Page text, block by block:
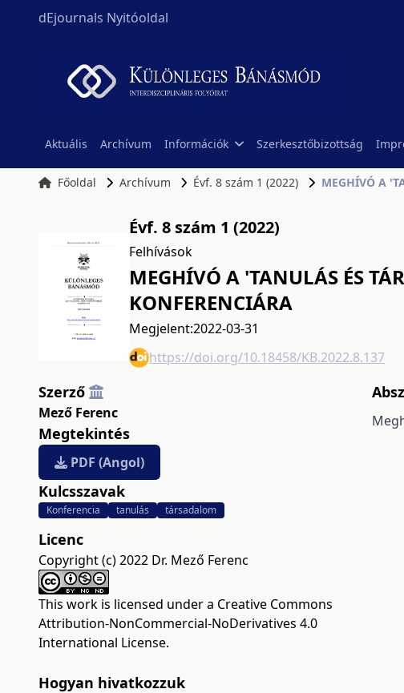
dEjournals Nyitóoldal
Aktuális Archívum Információk Szerkesztőbizottság
Főoldal Archívum Évf. 8 szám 1 (2022) MEGHÍVÓ A
Évf. 8 szám 1 (2022)
Felhívások
MEGHÍVÓ A 'TANULÁS ÉS
KONFERENCIÁRA
Megjelent:2022-03-31
https://doi.org/10.18458/KB.2022.8.137
Szerző
Mező Ferenc
Megtekintés
PDF (Angol)
Kulcsszavak
Konferencia tanulás társadalom
Licenc
Copyright (c) 2022 Dr. Mező Ferenc
This work is licensed under a Creative Commons
Attribution-NonCommercial-NoDerivatives 4.0
International License.
Hogyan hivatkozzuk